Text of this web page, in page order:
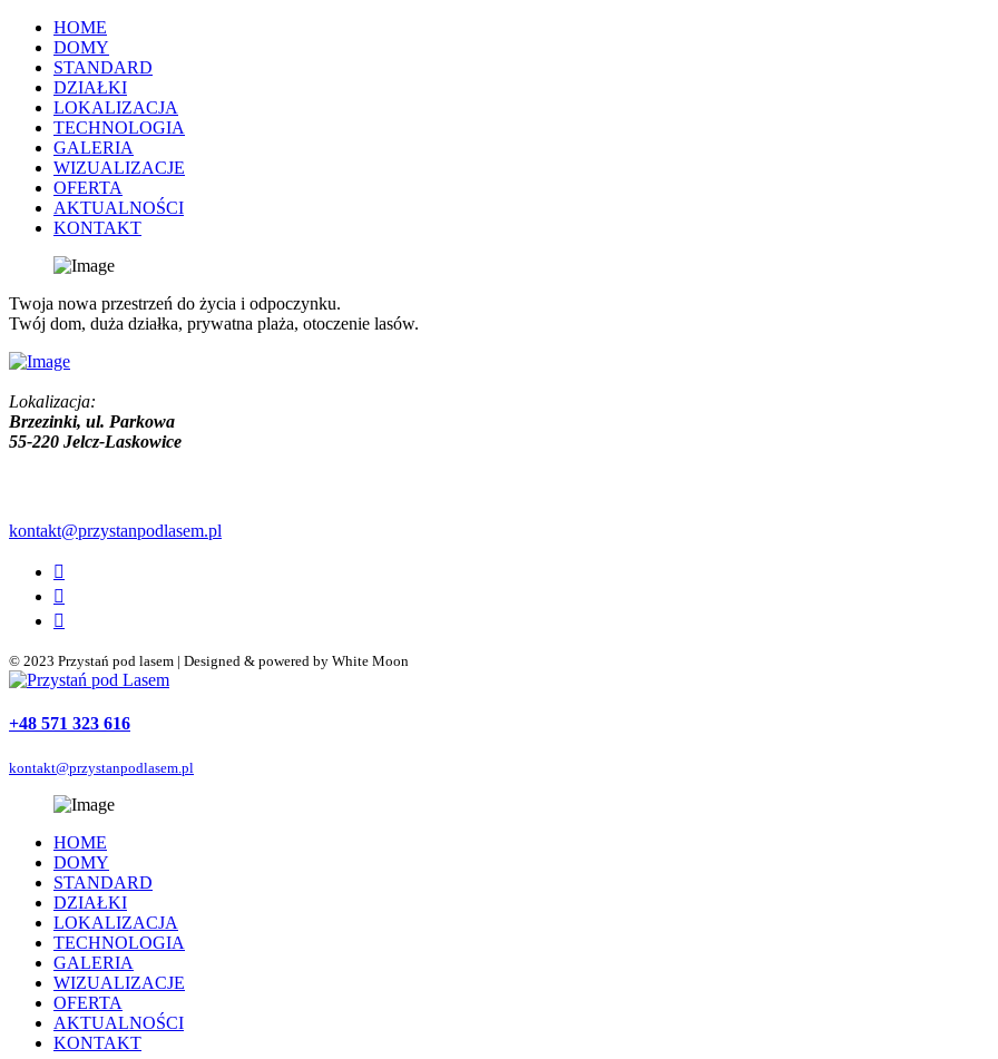
HOME
DOMY
STANDARD
DZIAŁKI
LOKALIZACJA
TECHNOLOGIA
GALERIA
WIZUALIZACJE
OFERTA
AKTUALNOŚCI
KONTAKT
Twoja nowa przestrzeń do życia i odpoczynku.
Twój dom, duża działka, prywatna plaża, otoczenie lasów.
Lokalizacja:
Brzezinki, ul. Parkowa
55-220 Jelcz-Laskowice
kontakt@przystanpodlasem.pl
© 2023 Przystań pod lasem | Designed & powered by White Moon
+48 571 323 616
kontakt@przystanpodlasem.pl
HOME
DOMY
STANDARD
DZIAŁKI
LOKALIZACJA
TECHNOLOGIA
GALERIA
WIZUALIZACJE
OFERTA
AKTUALNOŚCI
KONTAKT